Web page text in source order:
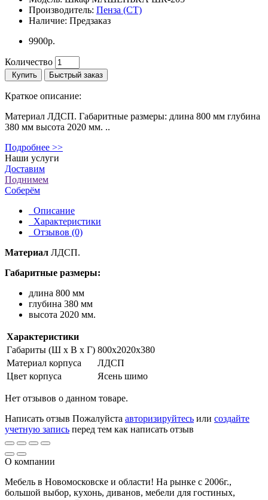
Производитель: Пенза (СТ)
Наличие: Предзаказ
9900р.
Количество
Купить Быстрый заказ
Краткое описание:
Материал ЛДСП. Габаритные размеры: длина 800 мм глубина
380 мм высота 2020 мм. ..
Подробнее >>
Наши услуги
Доставим
Поднимем
Соберём
Описание
Характеристики
Отзывов (0)
Материал ЛДСП.
Габаритные размеры:
длина 800 мм
глубина 380 мм
высота 2020 мм.
Характеристики
Габариты (Ш x В x Г) 800х2020х380
Материал корпуса
ЛДСП
Цвет корпуса
Ясень шимо
Нет отзывов о данном товаре.
Написать отзыв Пожалуйста авторизируйтесь или создайте
учетную запись перед тем как написать отзыв
О компании
Мебель в Новомосковске и области! На рынке с 2006г.,
большой выбор, кухонь, диванов, мебели для гостиных,